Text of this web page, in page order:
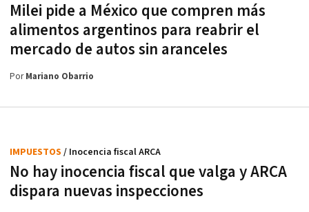
Milei pide a México que compren más
alimentos argentinos para reabrir el
mercado de autos sin aranceles
PorMariano Obarrio
No hay inocencia fiscal que valga y ARCA
dispara nuevas inspecciones
IMPUESTOS / Inocencia fiscal ARCA